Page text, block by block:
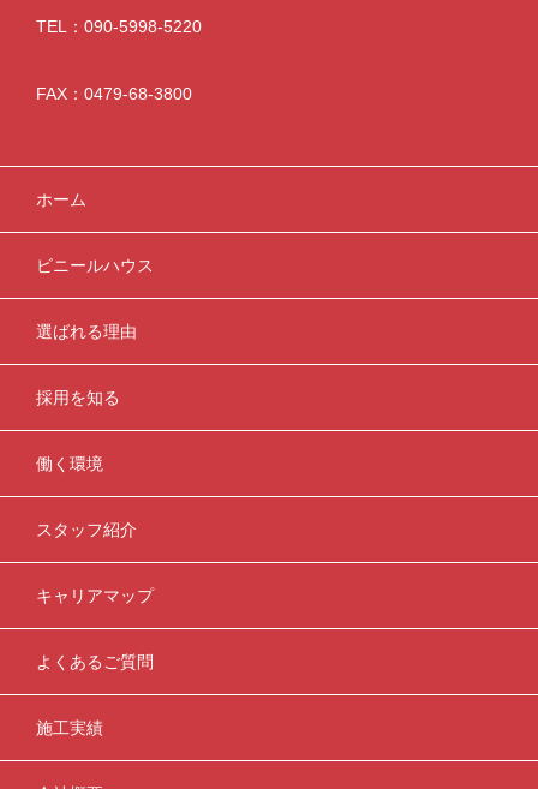
TEL：090-5998-5220
FAX：0479-68-3800
ホーム
ビニールハウス
選ばれる理由
採用を知る
働く環境
スタッフ紹介
キャリアマップ
よくあるご質問
施工実績